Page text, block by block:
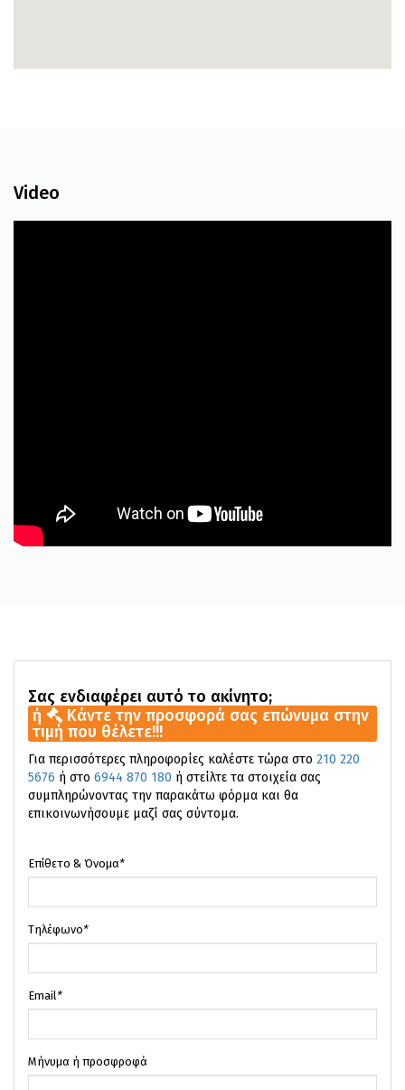
Video
Σας ενδιαφέρει αυτό το ακίνητο;
ή
Κάντε την προσφορά σας επώνυμα στην
τιμή που θέλετε!!!
Για περισσότερες πληροφορίες καλέστε τώρα στο 210 220
5676 ή στο 6944 870 180 ή στείλτε τα στοιχεία σας
συμπληρώνοντας την παρακάτω φόρμα και θα
επικοινωνήσουμε μαζί σας σύντομα.
Επίθετο & Όνομα*
Τηλέφωνο*
Email*
Μήνυμα ή προσφροφά